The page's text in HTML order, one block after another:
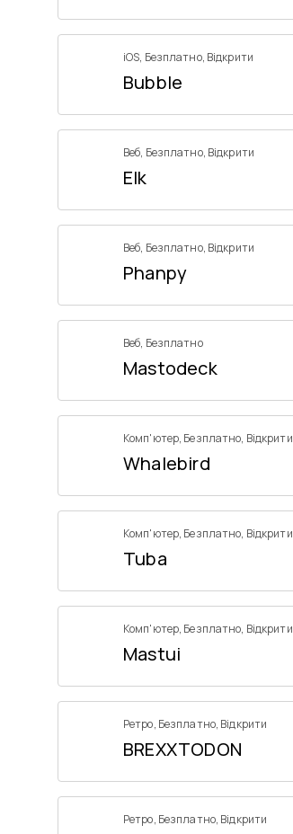
iOS, Безплатно, Відкрити
Bubble
Веб, Безплатно, Відкрити
Elk
Веб, Безплатно, Відкрити
Phanpy
Веб, Безплатно
Mastodeck
Комп'ютер, Безплатно, Відкрити
Whalebird
Комп'ютер, Безплатно, Відкрити
Tuba
Комп'ютер, Безплатно, Відкрити
Mastui
Ретро, Безплатно, Відкрити
BREXXTODON
Ретро, Безплатно, Відкрити